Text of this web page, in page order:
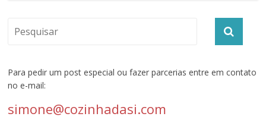
Para pedir um post especial ou fazer parcerias entre em contato
no e-mail:
simone@cozinhadasi.com